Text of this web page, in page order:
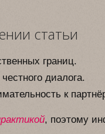
статьи
границ.
диалога.
к
, поэтому